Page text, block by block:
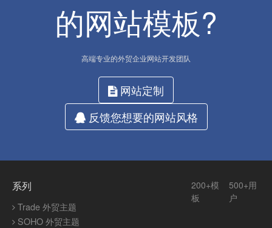
的网站模板?
高端专业的外贸企业网站开发团队
网站定制
反馈您想要的网站风格
系列
Trade 外贸主题
SOHO 外贸主题
200+模
板
500+用
户